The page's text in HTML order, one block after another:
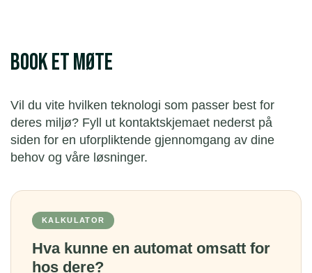
Book et møte
Vil du vite hvilken teknologi som passer best for
deres miljø? Fyll ut kontaktskjemaet nederst på
siden for en uforpliktende gjennomgang av dine
behov og våre løsninger.
KALKULATOR
Hva kunne en automat omsatt for
hos dere?